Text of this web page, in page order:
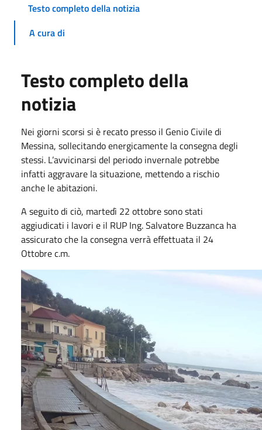
Testo completo della notizia
A cura di
Testo completo della
notizia
Nei giorni scorsi si è recato presso il Genio Civile di
Messina, sollecitando energicamente la consegna degli
stessi. L’avvicinarsi del periodo invernale potrebbe
infatti aggravare la situazione, mettendo a rischio
anche le abitazioni.
A seguito di ciò, martedì 22 ottobre sono stati
aggiudicati i lavori e il RUP Ing. Salvatore Buzzanca ha
assicurato che la consegna verrà effettuata il 24
Ottobre c.m.